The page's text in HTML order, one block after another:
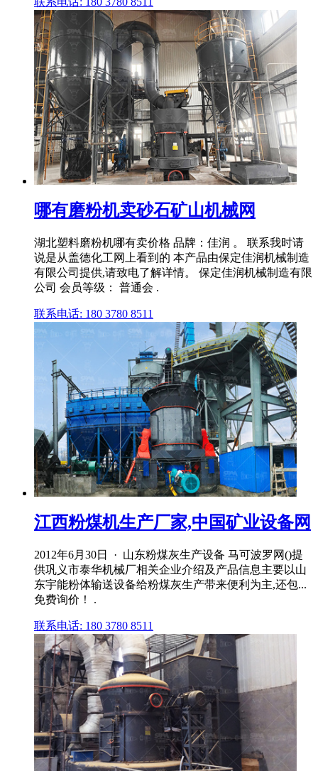
哪有磨粉机卖砂石矿山机械网
湖北塑料磨粉机哪有卖价格 品牌：佳润 。 联系我时请
说是从盖德化工网上看到的 本产品由保定佳润机械制造
有限公司提供,请致电了解详情。 保定佳润机械制造有限
公司 会员等级： 普通会 .
联系电话: 180 3780 8511
江西粉煤机生产厂家,中国矿业设备网
2012年6月30日 · 山东粉煤灰生产设备 马可波罗网()提
供巩义市泰华机械厂相关企业介绍及产品信息主要以山
东宇能粉体输送设备给粉煤灰生产带来便利为主,还包...
免费询价！ .
联系电话: 180 3780 8511